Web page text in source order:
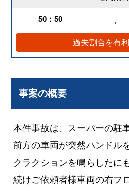
50：50 →
過失割合を有
事案の概要
本件事故は、スーパーの駐
前方の車両が突然ハンドル
クラクションを鳴らしたに
続けご依頼者様車両の右フ